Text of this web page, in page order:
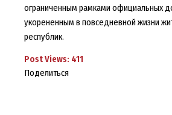
ограниченным рамками официальных
укорененным в повседневной жизни
республик.
Post Views: 411
Поделиться